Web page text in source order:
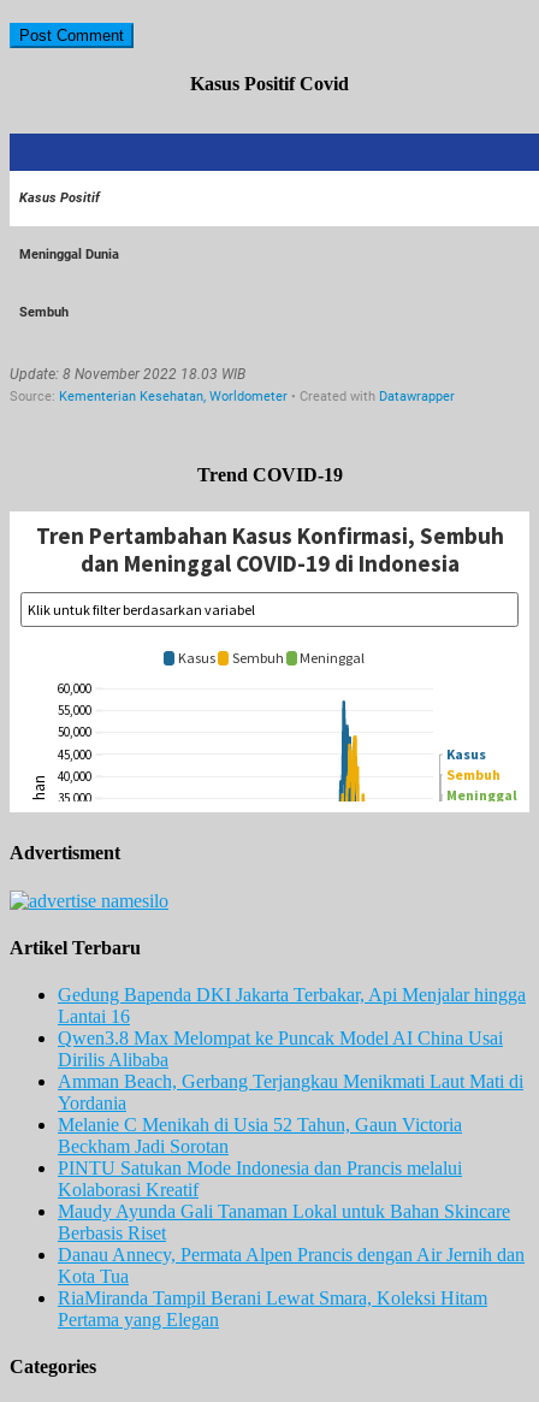
Kasus Positif Covid
Trend COVID-19
Advertisment
Artikel Terbaru
Gedung Bapenda DKI Jakarta Terbakar, Api Menjalar hingga
Lantai 16
Qwen3.8 Max Melompat ke Puncak Model AI China Usai
Dirilis Alibaba
Amman Beach, Gerbang Terjangkau Menikmati Laut Mati di
Yordania
Melanie C Menikah di Usia 52 Tahun, Gaun Victoria
Beckham Jadi Sorotan
PINTU Satukan Mode Indonesia dan Prancis melalui
Kolaborasi Kreatif
Maudy Ayunda Gali Tanaman Lokal untuk Bahan Skincare
Berbasis Riset
Danau Annecy, Permata Alpen Prancis dengan Air Jernih dan
Kota Tua
RiaMiranda Tampil Berani Lewat Smara, Koleksi Hitam
Pertama yang Elegan
Categories